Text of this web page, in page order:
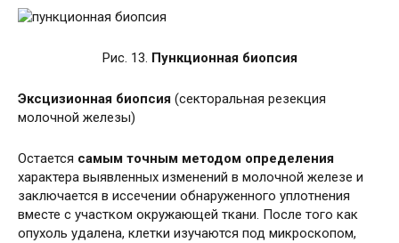
Рис. 13. Пункционная биопсия
Эксцизионная биопсия (секторальная резекция
молочной железы)
Остается самым точным методом определения
характера выявленных изменений в молочной железе и
заключается в иссечении обнаруженного уплотнения
вместе с участком окружающей ткани. После того как
опухоль удалена, клетки изучаются под микроскопом,